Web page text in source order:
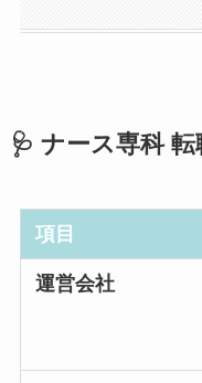
🩺 ナース専科
項目
運営会社